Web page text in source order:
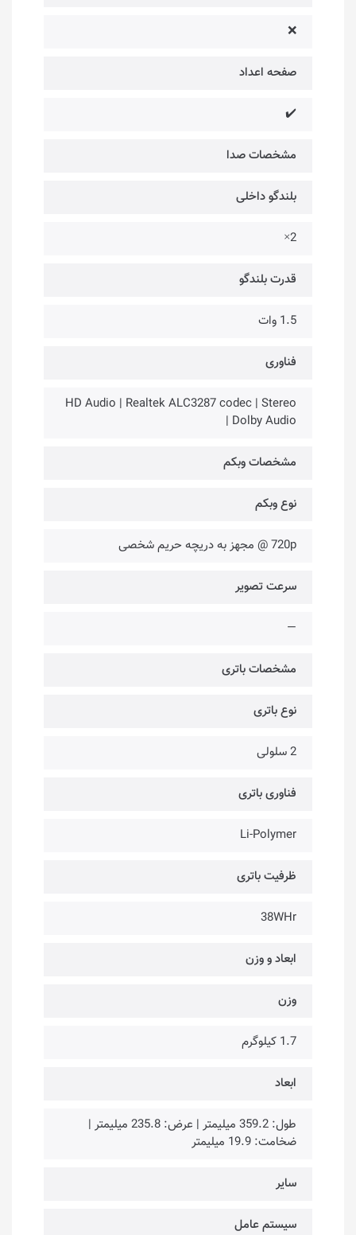
❌
صفحه اعداد
✔️
مشخصات صدا
بلندگو داخلی
2×
قدرت بلندگو
1.5 وات
فناوری‌
HD Audio | Realtek ALC3287 codec | Stereo
| Dolby Audio
مشخصات وبکم
نوع وبکم
720p @ مجهز به دریچه حریم شخصی
سرعت تصویر
—
مشخصات باتری
نوع باتری
2 سلولی
فناوری باتری
Li-Polymer
ظرفیت باتری
38WHr
ابعاد و وزن
وزن
1.7 کیلوگرم
ابعاد
طول: 359.2 میلیمتر | عرض: 235.8 میلیمتر |
ضخامت: 19.9 میلیمتر
سایر
سیستم عامل